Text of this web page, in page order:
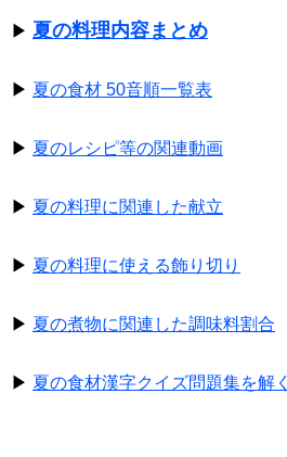
▶ 夏の料理内容まとめ
▶ 夏の食材 50音順一覧表
▶ 夏のレシピ等の関連動画
▶ 夏の料理に関連した献立
▶ 夏の料理に使える飾り切り
▶ 夏の煮物に関連した調味料割合
▶ 夏の食材漢字クイズ問題集を解く